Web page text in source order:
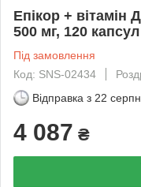
Епікор + вітамін
500 мг, 120 капсул
Під замовлення
Код: SNS-02434
Відправка з 22
4 087 ₴